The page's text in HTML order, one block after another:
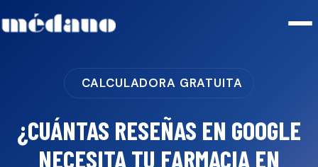
CALCULADORA GRATUITA
¿CUÁNTAS RESEÑAS EN GOOGLE
NECESITA TU FARMACIA EN